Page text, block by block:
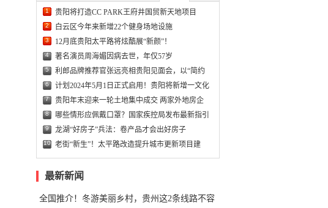
1 贵阳将打造CC PARK王府井国贸新天地项目
2 白云区今年来新增22个健身场地设施
3 12月底贵阳太平路将炫酷展“新颜”！
4 著名演员周海媚因病去世，年仅57岁
5 利郎品牌推荐官张远亮相贵阳见面会，以“简约
6 计划2024年5月1日正式启用！贵阳将新增一文化
7 贵阳年末迎来一轮土地集中成交 两家外地房企
8 哪些情形应佩戴口罩？国家疾控局发布最新指引
9 龙湖“好房子”兵法：卷产品才会出好房子
10 老街“新生”！太平路改造提升城市更新项目建
最新新闻
全国推介！冬游美丽乡村，贵州这2条线路不容